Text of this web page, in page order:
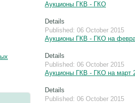
Аукционы ГКВ - ГКО
Details
Published: 06 October 2015
Аукционы ГКВ - ГКО на
Details
Published: 06 October 2015
Аукционы ГКВ - ГКО на март
Details
Published: 06 October 2015